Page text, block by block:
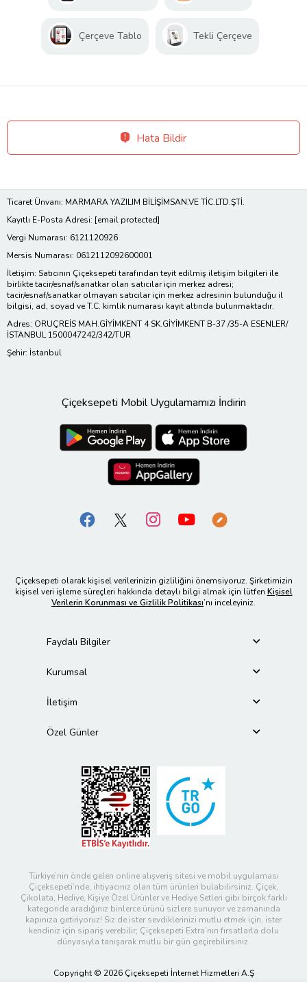
Çerçeve Tablo Tekli Çerçeve
Hata Bildir
Ticaret Ünvanı: MARMARA YAZILIM BİLİŞİMSAN.VE TİC.LTD.ŞTİ.
Kayıtlı E-Posta Adresi: [email protected]
Vergi Numarası: 6121120926
Mersis Numarası: 0612112092600001
İletişim: Satıcının Çiçeksepeti tarafından teyit edilmiş iletişim bilgileri ile
birlikte tacir/esnaf/sanatkar olan satıcılar için merkez adresi;
tacir/esnaf/sanatkar olmayan satıcılar için merkez adresinin bulunduğu il
bilgisi, ad, soyad ve T.C. kimlik numarası kayıt altında bulunmaktadır.
Adres: ORUÇREİS MAH.GİYİMKENT 4 SK.GİYİMKENT B-37 /35-A ESENLER/
İSTANBUL 1500047242/342/TUR
Şehir: İstanbul
Çiçeksepeti Mobil Uygulamamızı İndirin
Çiçeksepeti olarak kişisel verilerinizin gizliliğini önemsiyoruz. Şirketimizin
kişisel veri işleme süreçleri hakkında detaylı bilgi almak için lütfen Kişisel
Verilerin Korunması ve Gizlilik Politikası’nı inceleyiniz.
Faydalı Bilgiler
Kurumsal
İletişim
Özel Günler
Türkiye’nin önde gelen online alışveriş sitesi ve mobil uygulaması
Çiçeksepeti’nde, ihtiyacınız olan tüm ürünleri bulabilirsiniz. Çiçek,
Çikolata, Hediye, Kişiye Özel Ürünler ve Hediye Setleri gibi birçok farklı
kategoride aradığınız binlerce ürünü sizlere sunuyor ve zamanında
kapınıza getiriyoruz! Siz de ister sevdiklerinizi mutlu etmek için, ister
kendiniz için sipariş verebilir; Çiçeksepeti Extra’nın fırsatlarla dolu
dünyasıyla tanışarak mutlu bir gün geçirebilirsiniz.
Copyright © 2026 Çiçeksepeti İnternet Hizmetleri A.Ş